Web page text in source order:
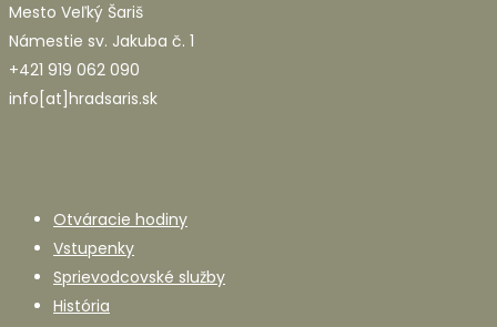
Mesto Veľký Šariš
Námestie sv. Jakuba č. 1
+421 919 062 090
info[at]hradsaris.sk
Otváracie hodiny
Vstupenky
Sprievodcovské služby
História